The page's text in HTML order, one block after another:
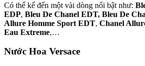
Có thể kể đến một vài dòng nổi bật như:
EDP, Bleu De Chanel EDT, Bleu De
Allure Homme Sport EDT, Chanel
Eau Extreme,…
Nước Hoa Versace